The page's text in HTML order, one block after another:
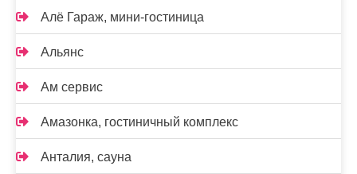
Алё Гараж, мини-гостиница
Альянс
Ам сервис
Амазонка, гостиничный комплекс
Анталия, сауна